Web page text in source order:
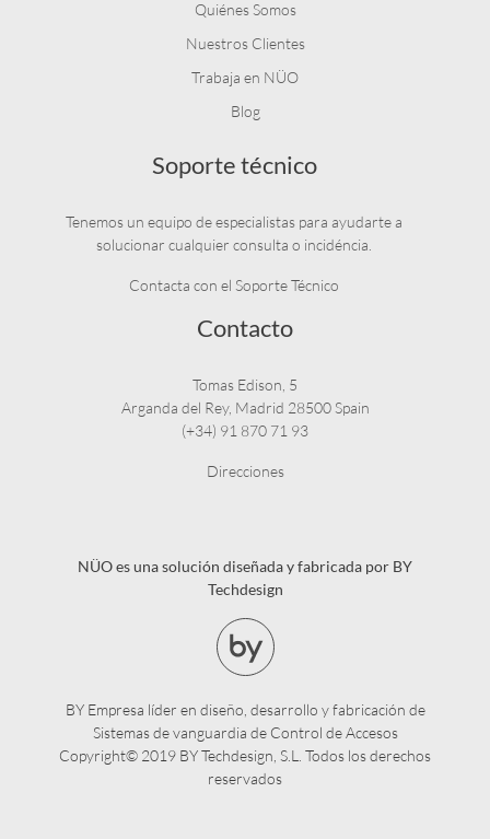
Quiénes Somos
Nuestros Clientes
Trabaja en NÜO
Blog
Soporte técnico
Tenemos un equipo de especialistas para ayudarte a
solucionar cualquier consulta o incidéncia.
Contacta con el Soporte Técnico
Contacto
Tomas Edison, 5
Arganda del Rey, Madrid 28500 Spain
(+34) 91 870 71 93
Direcciones
NÜO es una solución diseñada y fabricada por BY
Techdesign
BY Empresa líder en diseño, desarrollo y fabricación de
Sistemas de vanguardia de Control de Accesos
Copyright© 2019 BY Techdesign, S.L. Todos los derechos
reservados